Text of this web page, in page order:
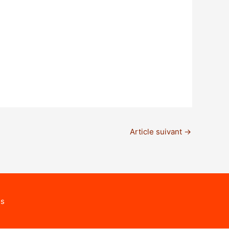
Article suivant →